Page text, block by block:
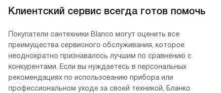
Клиентский сервис всегда готов помочь
Покупатели сантехники Blanco могут оценить все
преимущества сервисного обслуживания, которое
неоднократно признавалось лучшим по сравнению с
конкурентами. Если вы нуждаетесь в персональных
рекомендациях по использованию прибора или
профессиональном уходе за своей техникой, Бланко